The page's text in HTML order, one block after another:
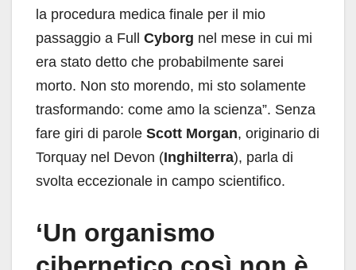
la procedura medica finale per il mio
passaggio a Full Cyborg nel mese in cui mi
era stato detto che probabilmente sarei
morto. Non sto morendo, mi sto solamente
trasformando: come amo la scienza”. Senza
fare giri di parole Scott Morgan, originario di
Torquay nel Devon (Inghilterra), parla di
svolta eccezionale in campo scientifico.
‘Un organismo